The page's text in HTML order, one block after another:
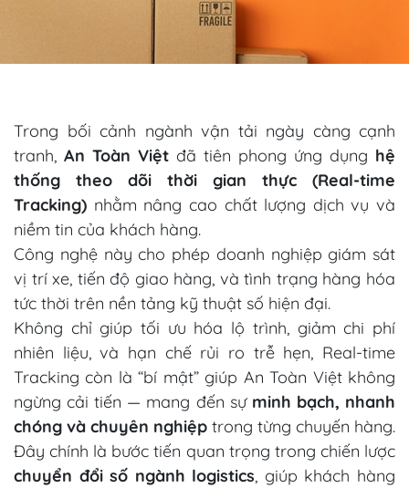
Trong bối cảnh ngành vận tải ngày càng cạnh
tranh, An Toàn Việt đã tiên phong ứng dụng hệ
thống theo dõi thời gian thực (Real-time
Tracking) nhằm nâng cao chất lượng dịch vụ và
niềm tin của khách hàng.
Công nghệ này cho phép doanh nghiệp giám sát
vị trí xe, tiến độ giao hàng, và tình trạng hàng hóa
tức thời trên nền tảng kỹ thuật số hiện đại.
Không chỉ giúp tối ưu hóa lộ trình, giảm chi phí
nhiên liệu, và hạn chế rủi ro trễ hẹn, Real-time
Tracking còn là “bí mật” giúp An Toàn Việt không
ngừng cải tiến — mang đến sự minh bạch, nhanh
chóng và chuyên nghiệp trong từng chuyến hàng.
Đây chính là bước tiến quan trọng trong chiến lược
chuyển đổi số ngành logistics, giúp khách hàng